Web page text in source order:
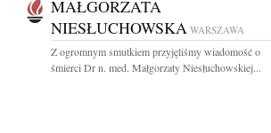
MAŁGORZATA
NIESŁUCHOWSKA WARSZAWA
Z ogromnym smutkiem przyjęliśmy wiadomość o
śmierci Dr n. med. Małgorzaty Niesłuchowskiej...